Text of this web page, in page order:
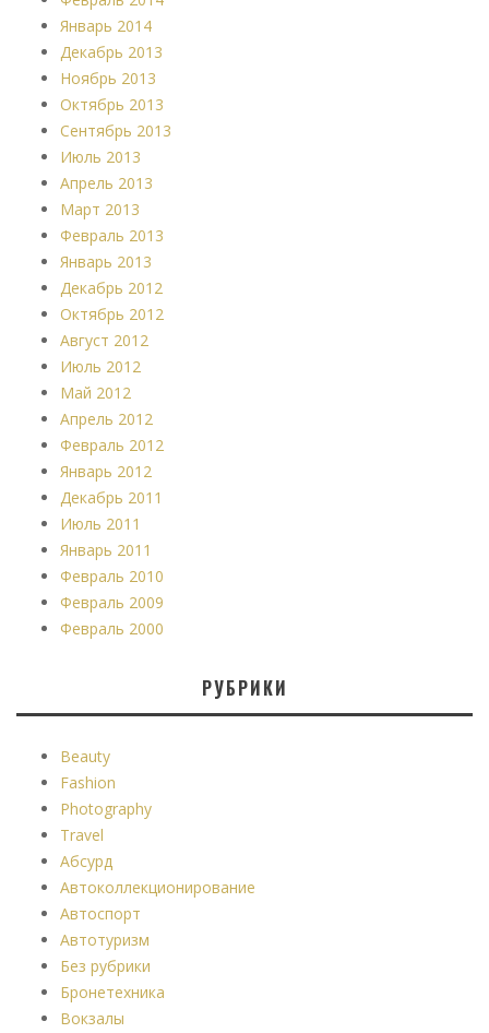
Январь 2014
Декабрь 2013
Ноябрь 2013
Октябрь 2013
Сентябрь 2013
Июль 2013
Апрель 2013
Март 2013
Февраль 2013
Январь 2013
Декабрь 2012
Октябрь 2012
Август 2012
Июль 2012
Май 2012
Апрель 2012
Февраль 2012
Январь 2012
Декабрь 2011
Июль 2011
Январь 2011
Февраль 2010
Февраль 2009
Февраль 2000
РУБРИКИ
Beauty
Fashion
Photography
Travel
Абсурд
Автоколлекционирование
Автоспорт
Автотуризм
Без рубрики
Бронетехника
Вокзалы